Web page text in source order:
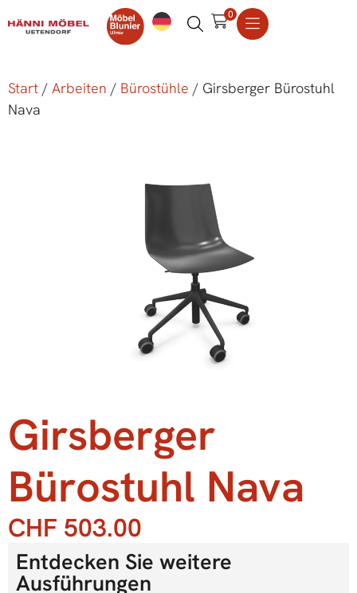
0
Start / Arbeiten / Bürostühle / Girsberger Bürostuhl
Nava
Girsberger
Bürostuhl Nava
CHF 503.00
Entdecken Sie weitere
Ausführungen